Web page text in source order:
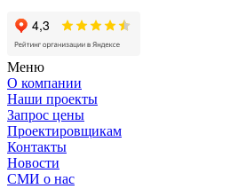
Меню
О компании
Наши проекты
Запрос цены
Проектировщикам
Контакты
Новости
СМИ о нас